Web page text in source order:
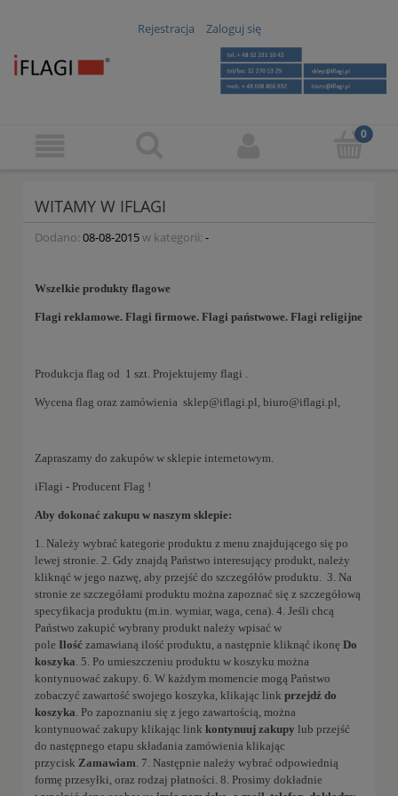
Rejestracja Zaloguj się
WITAMY W IFLAGI
Dodano: 08-08-2015w kategorii: -
Wszelkie produkty flagowe
Flagi reklamowe. Flagi firmowe. Flagi państwowe. Flagi religijne
Produkcja flag od 1 szt. Projektujemy flagi .
Wycena flag oraz zamówienia sklep@iflagi.pl biuro@iflagi.pl
Zapraszamy do zakupów w sklepie internetowym.
iFlagi - Producent Flag !
Aby dokonać zakupu w naszym sklepie:
1. Należy wybrać kategorie produktu z menu znajdującego się po
lewej stronie. 2. Gdy znajdą Państwo interesujący produkt, należy
kliknąć w jego nazwę, aby przejść do szczegółów produktu. 3. Na
stronie ze szczegółami produktu można zapoznać się z szczegółową
specyfikacja produktu (m.in. wymiar, waga, cena). 4. Jeśli chcą
Państwo zakupić wybrany produkt należy wpisać w
pole Ilość zamawianą ilość produktu, a następnie kliknąć ikonę Do
koszyka . 5. Po umieszczeniu produktu w koszyku można
kontynuować zakupy. 6. W każdym momencie mogą Państwo
zobaczyć zawartość swojego koszyka, klikając link przejdź do
koszyka . Po zapoznaniu się z jego zawartością, można
kontynuować zakupy klikając link kontynuuj zakupy lub przejść
do następnego etapu składania zamówienia klikając
przycisk Zamawiam . 7. Następnie należy wybrać odpowiednią
formę przesyłki, oraz rodzaj płatności. 8. Prosimy dokładnie